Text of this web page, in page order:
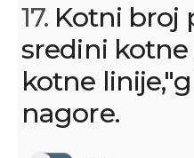
17. Kotni broj
sredini kotne
kotne
nagore.